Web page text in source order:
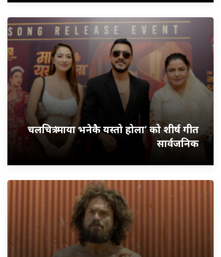
चलचित्र ‘माया भनेकै यस्तो होला’ को शीर्ष गीत
सार्वजनिक